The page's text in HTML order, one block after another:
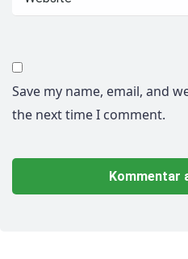
Save my name, email, and
the next time I comment.